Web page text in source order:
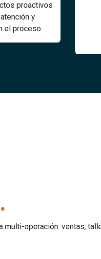
proactivos
y
el proceso.
operación: ventas,